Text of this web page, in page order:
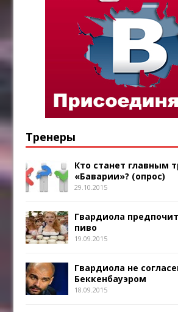
Тренеры
Кто станет главным
«Баварии»? (опрос)
29.10.2015
Гвардиола
пиво
19.09.2015
Гвардиола не
Беккенбауэром
18.09.2015